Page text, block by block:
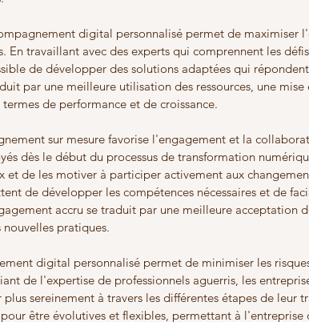
digital personnalisé permet de maximiser
En travaillant avec des experts qui comprennent les
de développer des solutions adaptées qui
par une meilleure utilisation des ressources, une
de performance et de croissance.
sur mesure favorise l'engagement et la
dès le début du processus de transformation
et de les motiver à participer activement aux
de développer les compétences nécessaires et de
accru se traduit par une meilleure acceptation
pratiques.
digital personnalisé permet de minimiser les
de l'expertise de professionnels aguerris, les
sereinement à travers les différentes étapes de leur
pour être évolutives et flexibles, permettant à